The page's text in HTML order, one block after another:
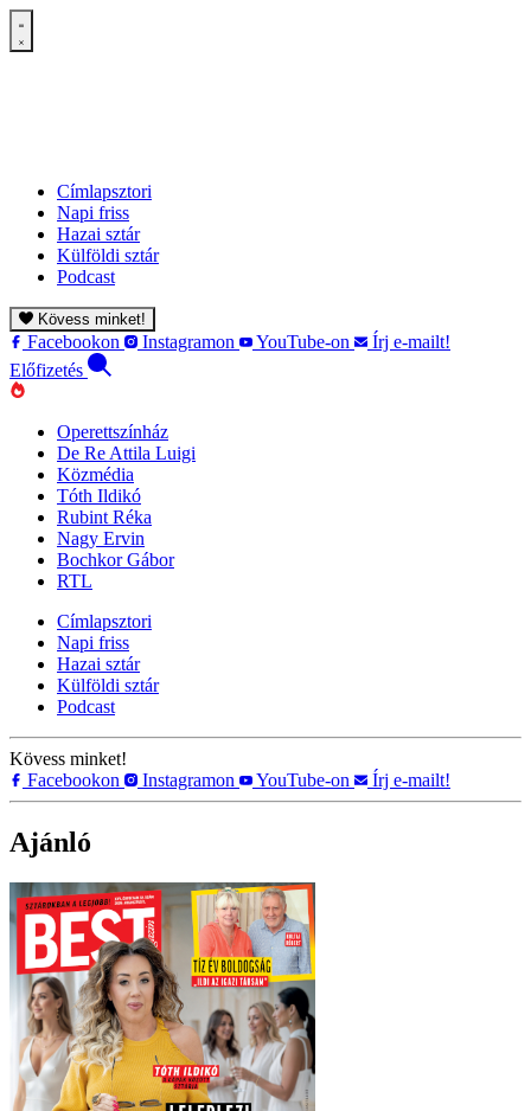
Címlapsztori
Napi friss
Hazai sztár
Külföldi sztár
Podcast
Kövess minket!
Facebookon Instagramon YouTube-on
Írj e-mailt!
Előfizetés
Operettszínház
De Re Attila Luigi
Közmédia
Tóth Ildikó
Rubint Réka
Nagy Ervin
Bochkor Gábor
RTL
Címlapsztori
Napi friss
Hazai sztár
Külföldi sztár
Podcast
Kövess minket!
Facebookon
Instagramon YouTube-on Írj e-mailt!
Ajánló